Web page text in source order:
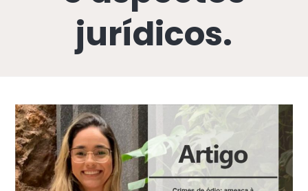
jurídicos.